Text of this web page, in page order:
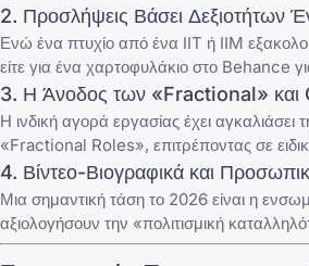
2. Προσλήψεις Βάσει Δεξιοτήτων
Ενώ ένα πτυχίο από ένα IIT ή IIM
είτε για ένα χαρτοφυλάκιο στο Behance
3. Η Άνοδος των «Fractional» και
Η ινδική αγορά εργασίας έχει
«Fractional Roles», επιτρέποντας σε
4. Βίντεο-Βιογραφικά και
Μια σημαντική τάση το 2026 είναι η
αξιολογήσουν την «πολιτισμική